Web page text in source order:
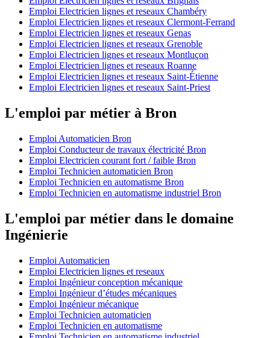
Emploi Electricien lignes et reseaux Chambéry
Emploi Electricien lignes et reseaux Clermont-Ferrand
Emploi Electricien lignes et reseaux Genas
Emploi Electricien lignes et reseaux Grenoble
Emploi Electricien lignes et reseaux Montluçon
Emploi Electricien lignes et reseaux Roanne
Emploi Electricien lignes et reseaux Saint-Étienne
Emploi Electricien lignes et reseaux Saint-Priest
L'emploi par métier à Bron
Emploi Automaticien Bron
Emploi Conducteur de travaux électricité Bron
Emploi Electricien courant fort / faible Bron
Emploi Technicien automaticien Bron
Emploi Technicien en automatisme Bron
Emploi Technicien en automatisme industriel Bron
L'emploi par métier dans le domaine
Ingénierie
Emploi Automaticien
Emploi Electricien lignes et reseaux
Emploi Ingénieur conception mécanique
Emploi Ingénieur d’études mécaniques
Emploi Ingénieur mécanique
Emploi Technicien automaticien
Emploi Technicien en automatisme